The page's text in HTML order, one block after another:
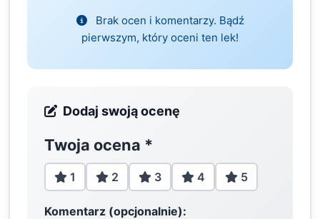
Brak ocen i komentarzy. Bądź
pierwszym, który oceni ten lek!
Dodaj swoją ocenę
Twoja ocena *
1 2 3 4 5
Komentarz (opcjonalnie):